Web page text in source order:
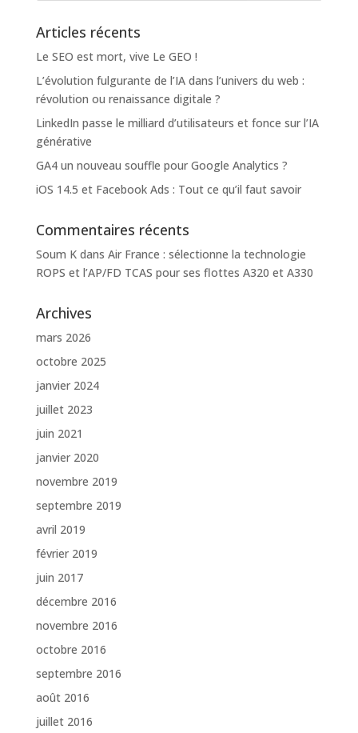
Articles récents
Le SEO est mort, vive Le GEO !
L’évolution fulgurante de l’IA dans l’univers du web :
révolution ou renaissance digitale ?
LinkedIn passe le milliard d’utilisateurs et fonce sur l’IA
générative
GA4 un nouveau souffle pour Google Analytics ?
iOS 14.5 et Facebook Ads : Tout ce qu’il faut savoir
Commentaires récents
Soum Kdans Air France : sélectionne la technologie
ROPS et l’AP/FD TCAS pour ses flottes A320 et A330
Archives
mars 2026
octobre 2025
janvier 2024
juillet 2023
juin 2021
janvier 2020
novembre 2019
septembre 2019
avril 2019
février 2019
juin 2017
décembre 2016
novembre 2016
octobre 2016
septembre 2016
août 2016
juillet 2016